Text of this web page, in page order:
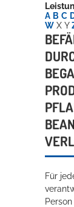
Willkommen in
A B C
W X Y
Für